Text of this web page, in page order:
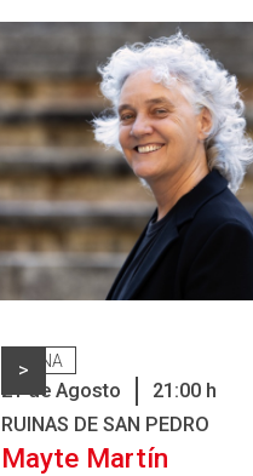
VIANA
21 de Agosto 21:00 h
RUINAS DE SAN PEDRO
Mayte Martín
>